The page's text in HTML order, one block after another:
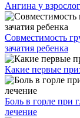
Ангина у
Совместимость
зачатия ребенка
Какие первые
Боль в горле при
лечение